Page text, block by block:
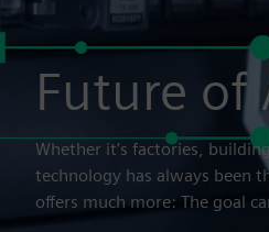
Future of
Whether it’s factories,
technology has always been
offers much more: The goal